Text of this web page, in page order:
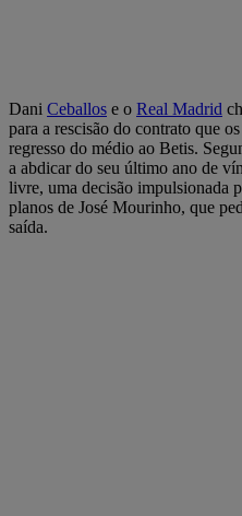
Dani Ceballos e o Real Madrid
para a rescisão do contrato que
regresso do médio ao Betis.
a abdicar do seu último ano de
livre, uma decisão impulsionada
planos de José Mourinho, que
saída.